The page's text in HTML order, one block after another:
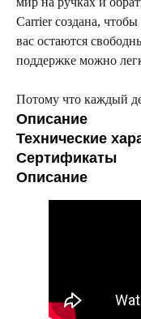
Carrier создана,
вас остаются
поддержке можно
Потому что каждый
Описание
Технические
Сертификаты
Описание